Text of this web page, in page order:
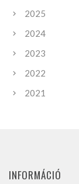
2025
2024
2023
2022
2021
INFORMÁCIÓ